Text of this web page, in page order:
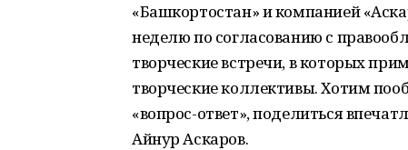
«Башкортостан» и компанией
неделю по согласованию с
творческие встречи, в которых
творческие коллективы. Хотим
«вопрос-ответ», поделиться
Айнур Аскаров.